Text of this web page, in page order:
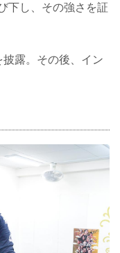
下し、その強さを証
露。その後、イン